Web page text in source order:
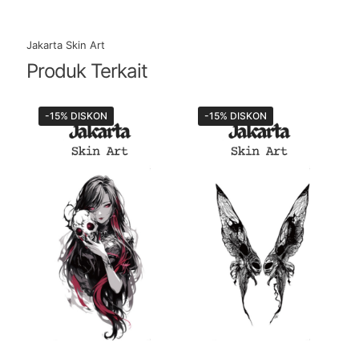
Jakarta Skin Art
Produk Terkait
-15% DISKON -15% DISKON